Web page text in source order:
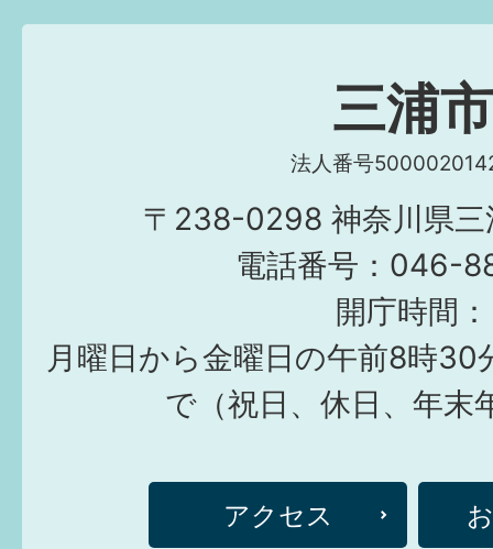
三浦市
法人番号
〒238-0298 神奈川県三
電話番号：046-
開庁時間：
月曜日から金曜日の午前8時30
で（祝日、休日、年末
アクセス